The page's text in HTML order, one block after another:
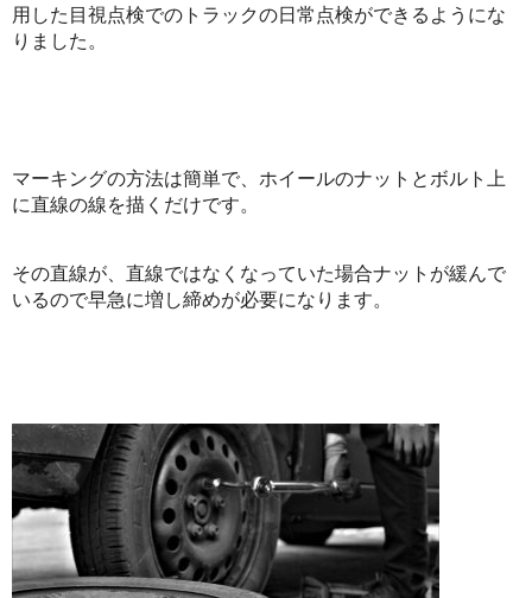
用した目視点検でのトラックの日常点検ができるようにな
りました。
マーキングの方法は簡単で、ホイールのナットとボルト上
に直線の線を描くだけです。
その直線が、直線ではなくなっていた場合ナットが緩んで
いるので早急に増し締めが必要になります。